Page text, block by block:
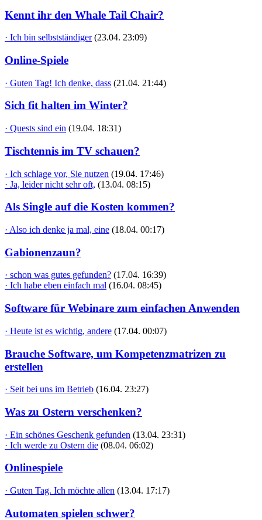
Kennt ihr den Whale Tail Chair?
· Ich bin selbstständiger (23.04. 23:09)
Online-Spiele
· Guten Tag! Ich denke, dass (21.04. 21:44)
Sich fit halten im Winter?
· Quests sind ein (19.04. 18:31)
Tischtennis im TV schauen?
· Ich schlage vor, Sie nutzen (19.04. 17:46)
· Ja, leider nicht sehr oft, (13.04. 08:15)
Als Single auf die Kosten kommen?
· Also ich denke ja mal, eine (18.04. 00:17)
Gabionenzaun?
· schon was gutes gefunden? (17.04. 16:39)
· Ich habe eben einfach mal (16.04. 08:45)
Software für Webinare zum einfachen Anwenden
· Heute ist es wichtig, andere (17.04. 00:07)
Brauche Software, um Kompetenzmatrizen zu
erstellen
· Seit bei uns im Betrieb (16.04. 23:27)
Was zu Ostern verschenken?
· Ein schönes Geschenk gefunden (13.04. 23:31)
· Ich werde zu Ostern die (08.04. 06:02)
Onlinespiele
· Guten Tag. Ich möchte allen (13.04. 17:17)
Automaten spielen schwer?